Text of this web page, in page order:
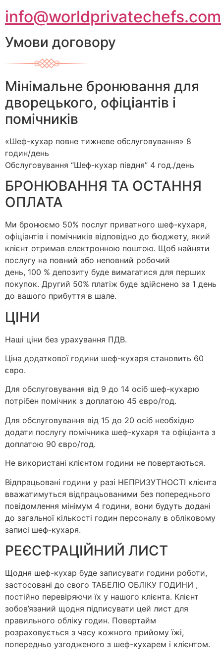
info@worldprivatechefs.com
Умови договору
Мінімальне бронювання для
дворецького, офіціантів і
помічників
«Шеф-кухар повне тижневе обслуговування» 8
годин/день
Обслуговування “Шеф-кухар півдня” 4 год./день
БРОНЮВАННЯ ТА ОСТАННЯ
ОПЛАТА
Ми бронюємо 50% послуг приватного шеф-кухаря,
офіціантів і помічників відповідно до бюджету, який
клієнт отримав електронною поштою. Щоб найняти
послугу на повний або неповний робочий
день, 100 % депозиту буде вимагатися для перших
покупок. Другий 50% платіж буде здійснено за 1 день
до вашого прибуття в шале.
ЦІНИ
Наші ціни без урахування ПДВ.
Ціна додаткової години шеф-кухаря становить 60
євро.
Для обслуговування від 9 до 14 осіб шеф-кухарю
потрібен помічник з доплатою 45 євро/год.
Для обслуговування від 15 до 20 осіб необхідно
додати послугу помічника шеф-кухаря та офіціанта з
доплатою 90 євро/год.
Не використані клієнтом години не повертаються.
Відпрацьовані години у разі НЕПРИЗУТНОСТІ клієнта
вважатимуться відпрацьованими без попереднього
повідомлення мінімум 4 години, вони будуть додані
до загальної кількості годин персоналу в обліковому
записі шеф-кухаря.
РЕЄСТРАЦІЙНИЙ ЛИСТ
Щодня шеф-кухар буде записувати години роботи,
застосовані до свого ТАБЕЛЮ ОБЛІКУ ГОДИНИ ,
постійно перевіряючи їх у нашого клієнта. Клієнт
зобов’язаний щодня підписувати цей лист для
правильного обліку годин. Повертайм
розраховується з часу кожного прийому їжі,
попередньо узгодженого з шеф-кухарем і клієнтом.